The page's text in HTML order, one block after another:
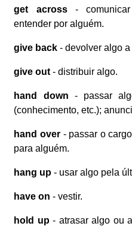
get across- comunicar
entender por alguém.
give back- devolver algo
give out- distribuir algo.
hand down - passar
(conhecimento, etc.);
hand over - passar o
para alguém.
hang up- usar algo pela
have on - vestir.
hold up- atrasar algo ou